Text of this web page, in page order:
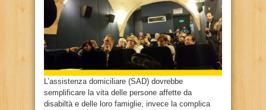
L’assistenza domiciliare (SAD) dovrebbe
semplificare la vita delle persone affette da
disabiltà e delle loro famiglie, invece la complica